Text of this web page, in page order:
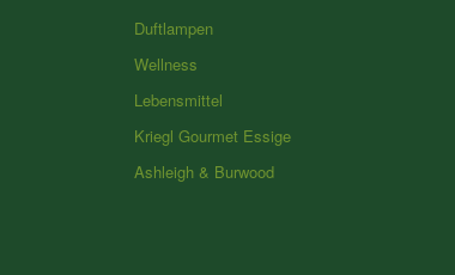
Duftlampen
Wellness
Lebensmittel
Kriegl Gourmet Essige
Ashleigh & Burwood